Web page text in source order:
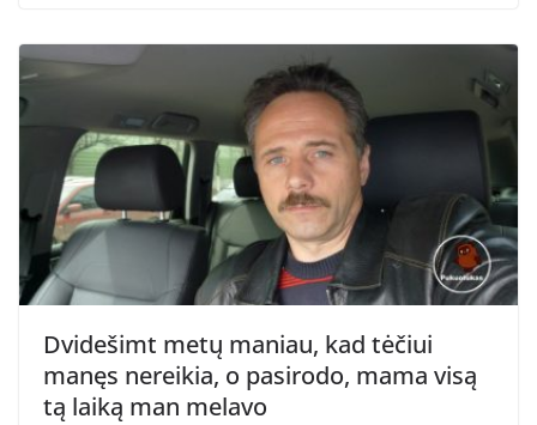
Dvidešimt metų maniau, kad tėčiui
manęs nereikia, o pasirodo, mama visą
tą laiką man melavo